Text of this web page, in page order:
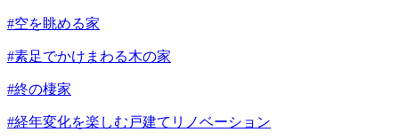
#空を眺める家
#素足でかけまわる木の家
#終の棲家
#経年変化を楽しむ戸建てリノベーション